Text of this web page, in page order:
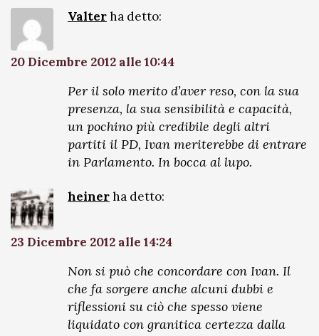
Valterha detto:
20 Dicembre 2012 alle 10:44
Per il solo merito d’aver reso, con la sua
presenza, la sua sensibilità e capacità,
un pochino più credibile degli altri
partiti il PD, Ivan meriterebbe di entrare
in Parlamento. In bocca al lupo.
heinerha detto:
23 Dicembre 2012 alle 14:24
Non si può che concordare con Ivan. Il
che fa sorgere anche alcuni dubbi e
riflessioni su ciò che spesso viene
liquidato con granitica certezza dalla